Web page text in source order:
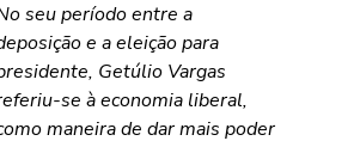
seu período entre a
e a eleição para
Getúlio Vargas
se à economia liberal,
maneira de dar mais poder